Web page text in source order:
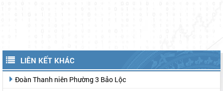
LIÊN KẾT KHÁC
Đoàn Thanh niên Phường 3 Bảo Lộc